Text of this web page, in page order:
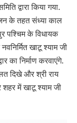
द्वारा किया गया.
के तहत संध्या काल
पश्चिम के विधायक
खाटू श्याम जी
का निर्माण करवाएंगे.
दिखे और श्री राय
शहर में खाटू श्याम जी